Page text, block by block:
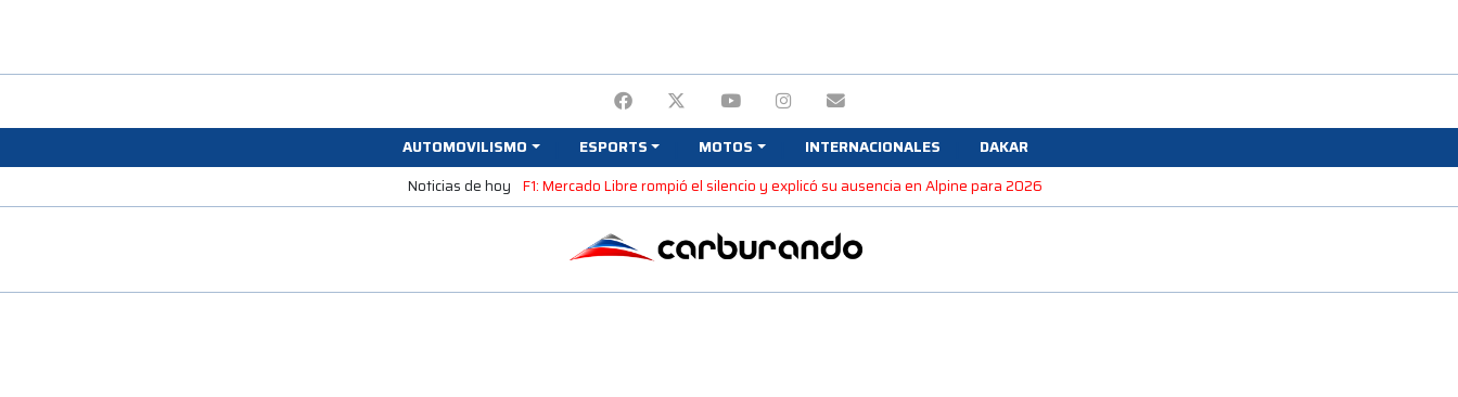
AUTOMOVILISMO ESPORTS MOTOS INTERNACIONALES
DAKAR
Noticias de hoy F1: Mercado Libre rompió el silencio y explicó su ausencia en Alpine para 2026